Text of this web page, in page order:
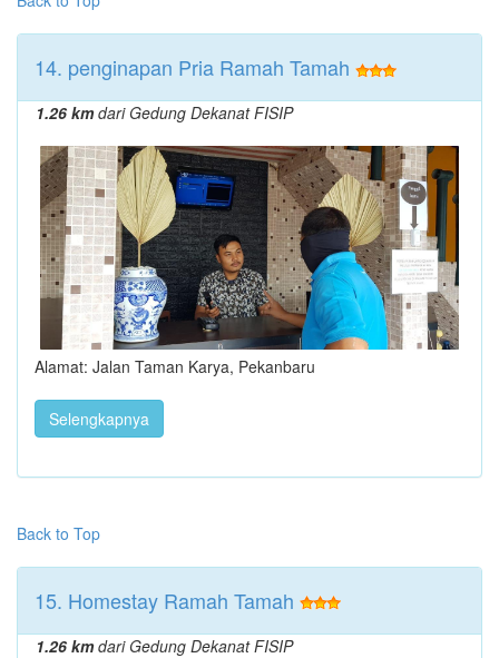
14. penginapan Pria Ramah Tamah
1.26 kmdari Gedung Dekanat FISIP
Alamat: Jalan Taman Karya, Pekanbaru
Selengkapnya
Back to Top
15. Homestay Ramah Tamah
1.26 kmdari Gedung Dekanat FISIP